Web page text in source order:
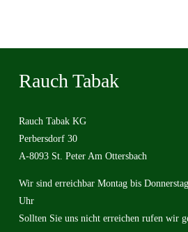
Rauch Tabak
Rauch Tabak KG
Perbersdorf 30
A-8093 St. Peter Am Ottersbach
Wir sind erreichbar Montag bis
Uhr
Sollten Sie uns nicht erreichen rufen wir